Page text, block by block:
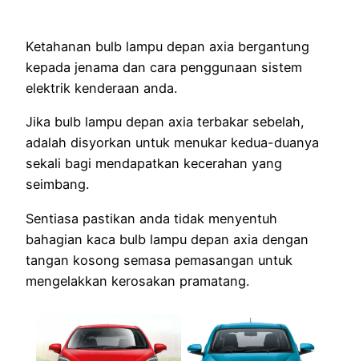
Ketahanan bulb lampu depan axia bergantung
kepada jenama dan cara penggunaan sistem
elektrik kenderaan anda.
Jika bulb lampu depan axia terbakar sebelah,
adalah disyorkan untuk menukar kedua-duanya
sekali bagi mendapatkan kecerahan yang
seimbang.
Sentiasa pastikan anda tidak menyentuh
bahagian kaca bulb lampu depan axia dengan
tangan kosong semasa pemasangan untuk
mengelakkan kerosakan pramatang.